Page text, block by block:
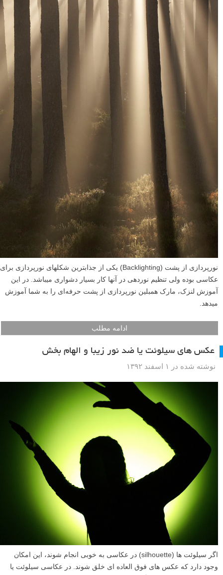
نورپردازی از پشت (Backlighting) یکی از جذابترین شکلهای نورپردازی برای
عکاسی بوده ولی تنظیم نوردهی در آنها کار بسیار دشواری میباشد. در این
آموزش لنزک، مارک همبلین نورپردازی از پشت حرفه‌ای را به شما آموزش
میدهد.
ادامه مطلب
عکس های سیلوئت یا ضد نور زیبا و الهام بخش
نوشته شده در ۱ اسفند ۱۳۹۲
اگر سیلوئت ها (silhouette) در عکاسی به خوبی انجام شوند، این امکان
وجود دارد که عکس های فوق العاده ای خلق شوند. در عکاسی سیلوئت یا